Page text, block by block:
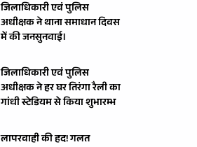
जिलाधिकारी एवं पुलिस
अधीक्षक ने थाना समाधान दिवस
में की जनसुनवाई।
जिलाधिकारी एवं पुलिस
अधीक्षक ने हर घर तिरंगा रैली का
गांधी स्टेडियम से किया शुभारम्भ
लापरवाही की हद! गलत